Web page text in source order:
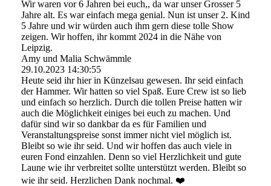
Wir waren vor 6 Jahren bei euch,, da war unser Grosser 5
Jahre alt. Es war einfach mega genial. Nun ist unser 2. Kind
5 Jahre und wir würden auch ihm gern diese tolle Show
zeigen. Wir hoffen, ihr kommt 2024 in die Nähe von
Leipzig.
Amy und Malia Schwämmle
29.10.2023 14:30:55
Heute seid ihr hier in Künzelsau gewesen. Ihr seid einfach
der Hammer. Wir hatten so viel Spaß. Eure Crew ist so lieb
und einfach so herzlich. Durch die tollen Preise hatten wir
auch die Möglichkeit einiges bei euch zu machen. Und
dafür sind wir so dankbar da es für Familien und
Veranstaltungspreise sonst immer nicht viel möglich ist.
Bleibt so wie ihr seid. Und wir hoffen das auch viele in
euren Fond einzahlen. Denn so viel Herzlichkeit und gute
Laune wie ihr verbreitet sollte unterstützt werden. Bleibt so
wie ihr seid. Herzlichen Dank nochmal. ❤️